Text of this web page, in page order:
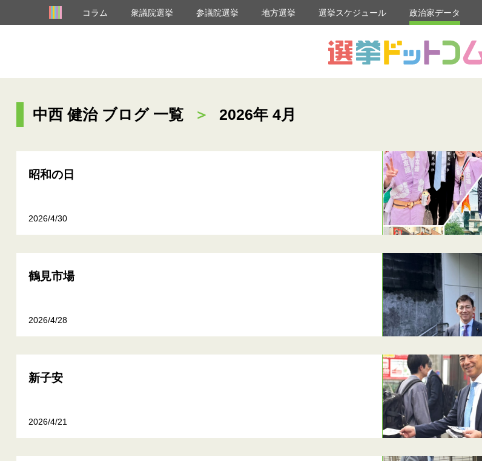
コラム 衆議院選挙 参議院選挙 地方選挙 選挙スケジュール 政治家データ
中西 健治 ブログ 一覧 ＞ 2026年 4月
昭和の日
2026/4/30
鶴見市場
2026/4/28
新子安
2026/4/21